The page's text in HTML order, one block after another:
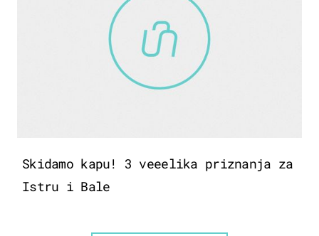
Skidamo kapu! 3 veeelika priznanja za
Istru i Bale